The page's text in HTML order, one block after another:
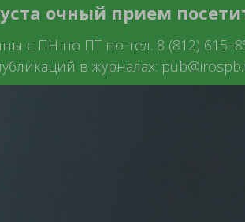
очный прием
с ПН по ПТ по тел. 8 (812)
в журналах: